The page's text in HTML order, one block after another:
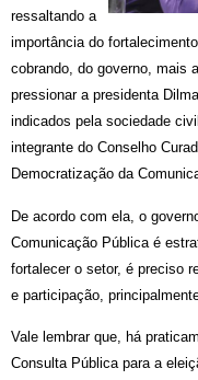
ressaltando a
importância do
cobrando, do governo, mais
pressionar a presidenta
indicados pela sociedade
integrante do Conselho
Democratização da
De acordo com ela, o
Comunicação Pública é
fortalecer o setor, é preciso
e participação,
Vale lembrar que, há
Consulta Pública para a